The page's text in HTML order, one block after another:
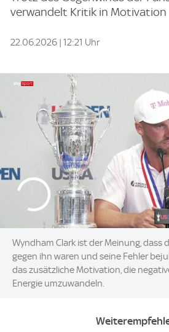
verwandelt Kritik in Motivation
22.06.2026 | 12:21 Uhr
Wyndham Clark ist der Meinung, dass
gegen ihn waren und seine Fehler
das zusätzliche Motivation, die
Energie umzuwandeln.